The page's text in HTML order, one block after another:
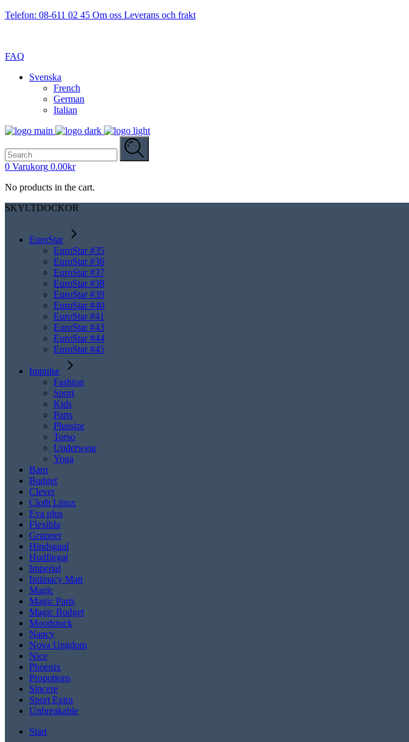
Telefon: 08-611 02 45 Om oss Leverans och frakt
FAQ
Svenska
French
German
Italian
for:
0 Varukorg 0.00kr
No products in the cart.
SKYLTDOCKOR
EuroStar
EuroStar #35
EuroStar #36
EuroStar #37
EuroStar #38
EuroStar #39
EuroStar #40
EuroStar #41
EuroStar #43
EuroStar #44
EuroStar #45
Impulse
Fashion
Sport
Kids
Parts
Plussize
Torso
Underwear
Yoga
Barn
Budget
Clever
Cloth Linux
Eva plus
Flexibla
Grupper
Hindsgaul
Hudfärgat
Imperial
Intimacy Matt
Magic
Magic Parts
Magic Budget
Moodstock
Nancy
Nova Ungdom
Nice
Phoenix
Propotions
Sincere
Sport Extra
Unbreakable
Start